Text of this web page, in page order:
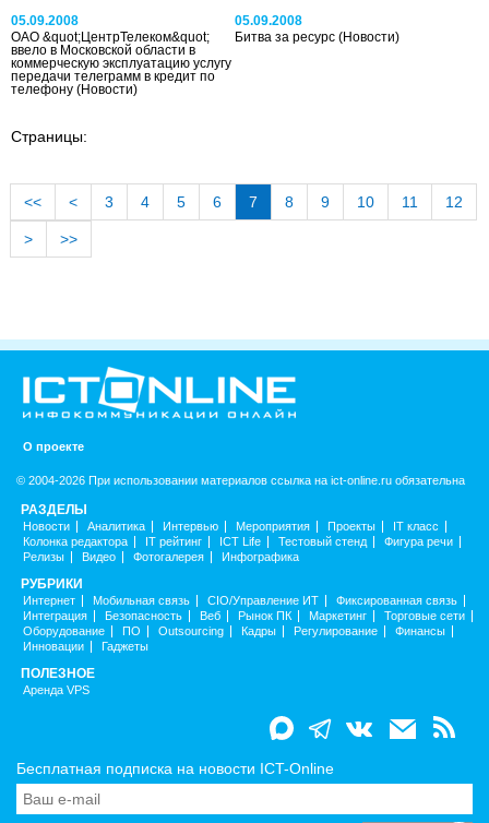
05.09.2008
ОАО &quot;ЦентрТелеком&quot;
ввело в Московской области в
коммерческую эксплуатацию услугу
передачи телеграмм в кредит по
телефону (Новости)
05.09.2008
Битва за ресурс(Новости)
Страницы:
<< < 3 4 5 6 7 8 9 10 11 12
> >>
О проекте
© 2004-2026 При использовании материалов ссылка на ict-online.ru обязательна
РАЗДЕЛЫ
Новости Аналитика Интервью Мероприятия Проекты
IT класс
Колонка редактора
IT рейтинг ICT Life Тестовый стенд
Фигура речи
Релизы
Видео Фотогалерея Инфографика
РУБРИКИ
Интернет Мобильная связь CIO/Управление ИТ
Фиксированная связь
Интеграция
Безопасность Веб Рынок ПК Маркетинг
Торговые сети
Оборудование
ПО Outsourcing Кадры Регулирование
Финансы
Инновации
Гаджеты
ПОЛЕЗНОЕ
Аренда VPS
Бесплатная подписка на новости ICT-Online